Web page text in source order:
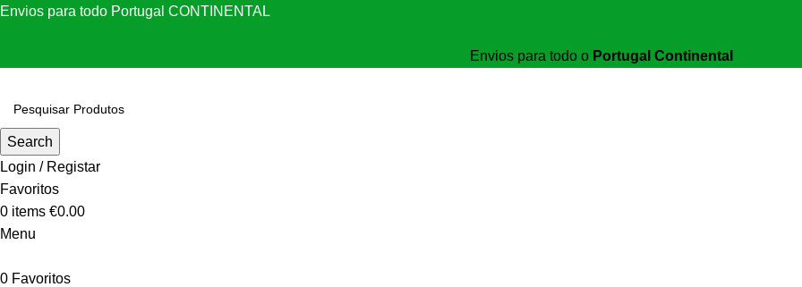
Envios para todo Portugal CONTINENTAL
Envios para todo o Portugal Continental
Search
Login / Registar
Favoritos
0 items €0.00
Menu
0 Favoritos